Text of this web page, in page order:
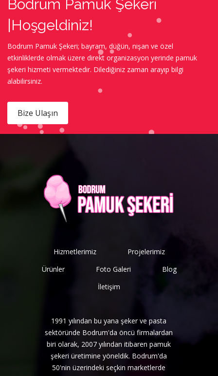
Bodrum Pamuk Şekeri
|Hoşgeldiniz!
Bodrum Pamuk Şekeri; bayram, düğün, nişan ve özel
etkinliklerde olmak üzere direkt organizasyon yerinde pamuk
şekeri hizmeti vermektedir. Dilediğiniz zaman arayıp bilgi
alabilirsiniz.
Bize Ulaşın
Hizmetlerimiz
Projelerimiz
Ürünler
Foto Galeri
Blog
İletişim
1991 yılından bu yana şeker ve pasta
sektöründe Bodrum'da öncü firmalardan
biri olarak, 2007 yılından itibaren pamuk
şekeri üretimine yöneldik. Bodrum'da
50'nin üzerindeki seçkin marketlerde